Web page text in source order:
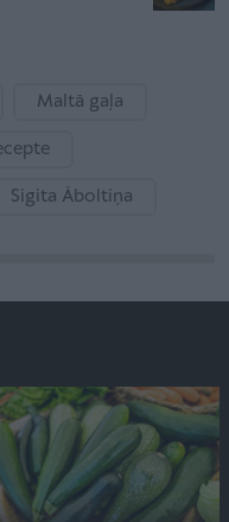
Maltā gaļa
Sigita Āboltiņa